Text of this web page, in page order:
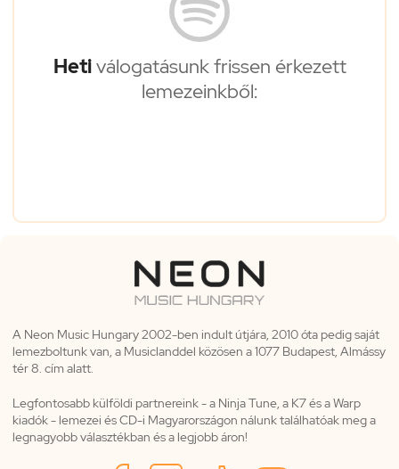
Hetiválogatásunk frissen érkezett
lemezeinkből:
A Neon Music Hungary 2002-ben indult útjára, 2010 óta pedig saját
lemezboltunk van, a Musiclanddel közösen a 1077 Budapest, Almássy
tér 8. cím alatt.
Legfontosabb külföldi partnereink - a Ninja Tune, a K7 és a Warp
kiadók - lemezei és CD-i Magyarországon nálunk találhatóak meg a
legnagyobb választékban és a legjobb áron!